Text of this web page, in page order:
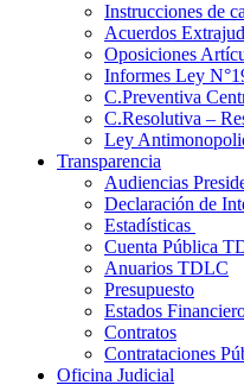
Instrucciones de
Acuerdos
Oposiciones
Informes Ley
C.Preventiva
C.Resolutiva –
Ley
Transparencia
Audiencias
Declaración de
Estadísticas
Cuenta Pública
Anuarios TDLC
Presupuesto
Estados
Contratos
Contrataciones
Oficina Judicial